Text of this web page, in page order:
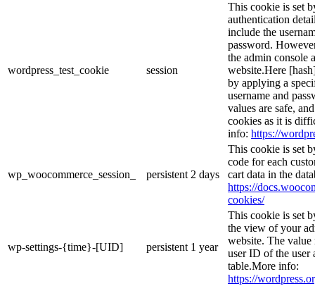
wordpress_test_cookie session
This cookie is set
authentication
include the
password.
the admin console
website.Here
by applying a
username and
values are safe,
cookies as it is
info: https://
wp_woocommerce_session_ persistent 2 days
This cookie is set
code for each
cart data in the
https://
cookies/
wp-settings-{time}-[UID] persistent 1 year
This cookie is set
the view of your
website. The
user ID of the user
table.More info:
https://